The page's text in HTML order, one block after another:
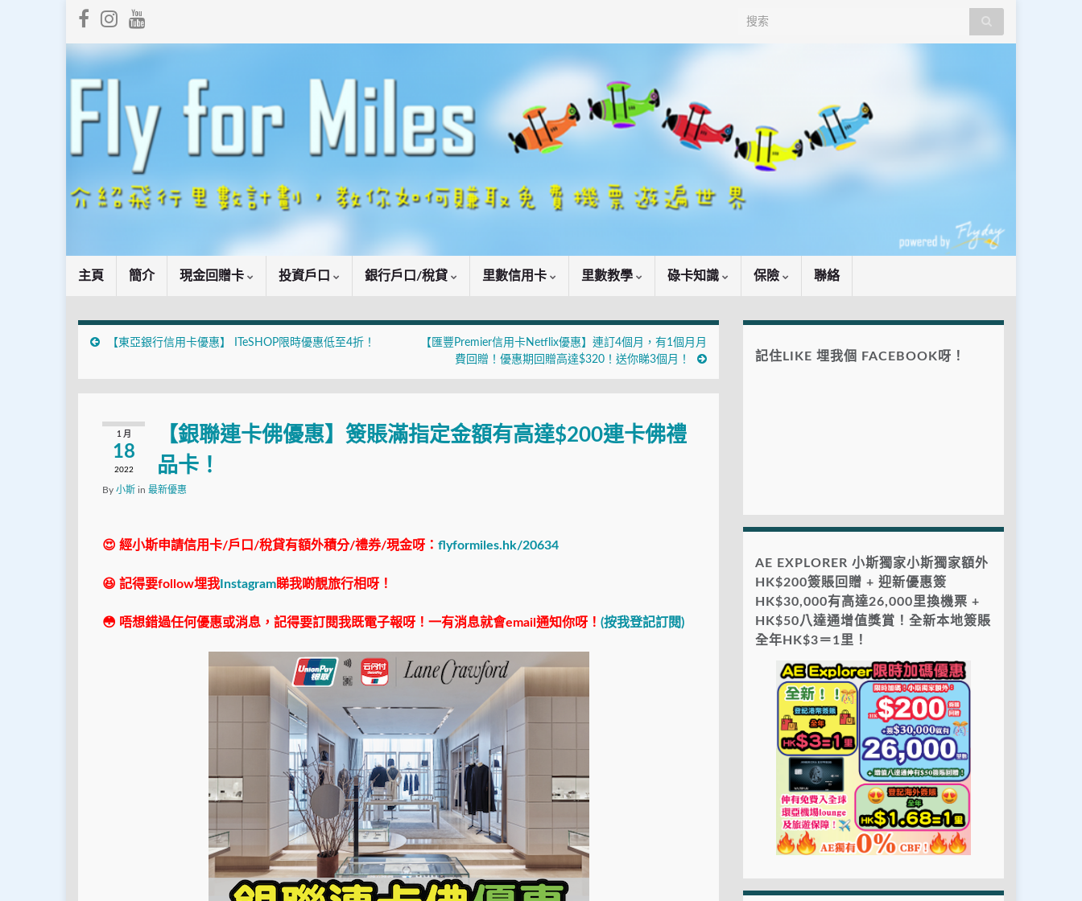
Search for:
主頁 簡介 現金回贈卡 投資戶口 銀行戶口/稅貸 里數信用卡 里數教學 碌卡知識 保險 聯絡
【東亞銀行信用卡優惠】 ITeSHOP限時優惠低至4折！
【匯豐Premier信用卡Netflix優惠】連訂4個月，有1個月月
費回贈！優惠期回贈高達$320！送你睇3個月！
1 月
18
2022
【銀聯連卡佛優惠】簽賬滿指定金額有高達$200連卡佛禮
品卡！
By 小斯 in 最新優惠
😍 經小斯申請信用卡/戶口/稅貸有額外積分/禮券/現金呀： flyformiles.hk/20634
😆 記得要follow埋我 Instagram睇我啲靚旅行相呀！
😳 唔想錯過任何優惠或消息，記得要訂閱我既電子報呀！一有消息就會email通知你呀！ (按我登記訂閱)
記住LIKE 埋我個 FACEBOOK呀！
AE EXPLORER 小斯獨家小斯獨家額外
HK$200簽賬回贈 + 迎新優惠簽
HK$30,000有高達26,000里換機票 +
HK$50八達通增值獎賞！全新本地簽賬
全年HK$3＝1里！